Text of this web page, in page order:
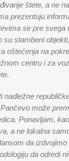
štete, a ne
prezentuju
se pre svega
stambeni
oštećenja na
centru i za
može
Ponavljam,
a ne lokalna
da
da odredi